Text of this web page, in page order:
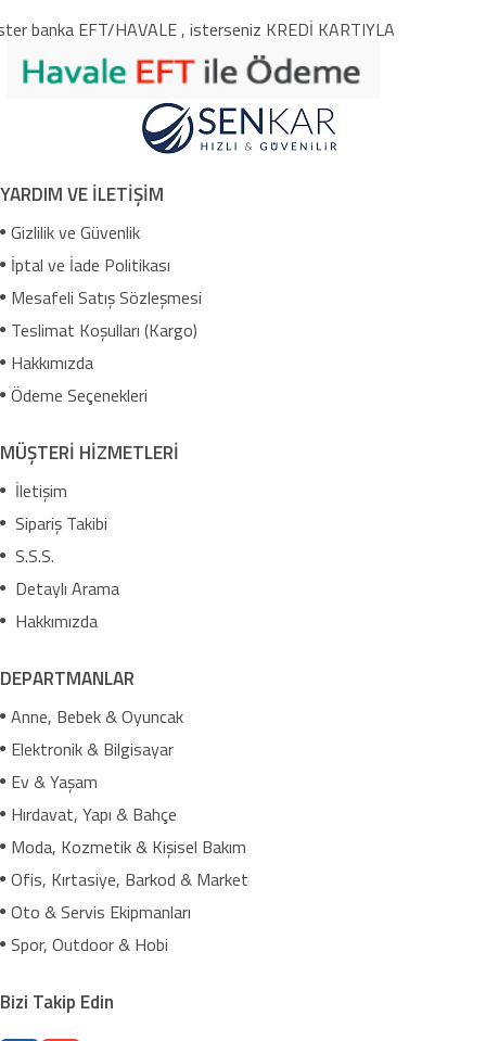
banka EFT/HAVALE , isterseniz KREDİ KARTIYLA
YARDIM VE İLETİŞİM
Gizlilik ve Güvenlik
İptal ve İade Politikası
Mesafeli Satış Sözleşmesi
Teslimat Koşulları (Kargo)
Hakkımızda
Ödeme Seçenekleri
MÜŞTERİ HİZMETLERİ
İletişim
Sipariş Takibi
S.S.S.
Detaylı Arama
Hakkımızda
DEPARTMANLAR
Anne, Bebek & Oyuncak
Elektronik & Bilgisayar
Ev & Yaşam
Hırdavat, Yapı & Bahçe
Moda, Kozmetik & Kişisel Bakım
Ofis, Kırtasiye, Barkod & Market
Oto & Servis Ekipmanları
Spor, Outdoor & Hobi
Bizi Takip Edin